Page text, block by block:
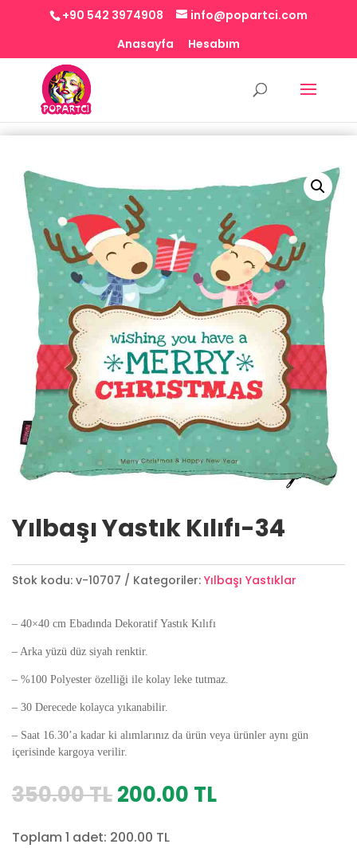
+90 542 3974908
info@popartci.com
Anasayfa
Hesabım
Yılbaşı Yastık Kılıfı-34
Stok kodu: v-10707 Kategoriler: Yılbaşı Yastıklar
– 40×40 cm Ebadında Dekoratif Yastık Kılıfı
– Arka yüzü düz siyah renktir.
– %100 Polyester özelliği ile kolay leke tutmaz.
– 30 Derecede kolayca yıkanabilir.
– Saat 16.30’a kadar ki alımlarınız da ürün veya ürünler aynı gün
içerisinde kargoya verilir.
350.00TLOrijinal
350.00 TL.
200.00 TLŞu
Toplam 1 adet: 200.00 TL